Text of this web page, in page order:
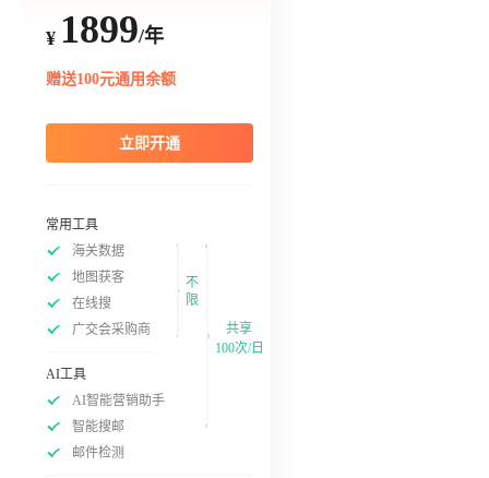
¥ 1899/年
赠送100元通用余额
立即开通
常用工具
海关数据
地图获客
在线搜
广交会采购商
不
限
AI工具
AI智能营销助手
智能搜邮
邮件检测
共享
100次/日